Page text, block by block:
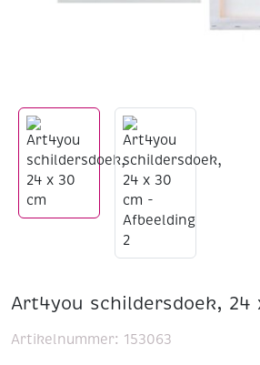
Art4you schildersdoek, 24
Artikelnummer: 153063